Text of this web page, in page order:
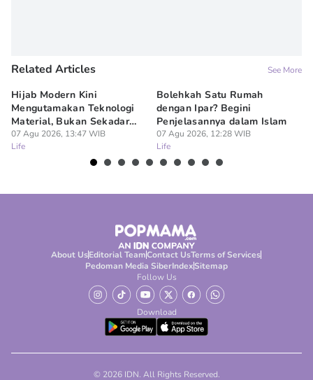
Related Articles See More
Hijab Modern Kini
Mengutamakan Teknologi
Material, Bukan Sekadar
Model
07 Agu 2026, 13:47 WIB
Life
Bolehkah Satu Rumah
dengan Ipar? Begini
Penjelasannya dalam Islam
07 Agu 2026, 12:28 WIB
Life
About UsEditorial TeamContact UsTerms of Services
Pedoman Media SiberIndexSitemap
Follow Us
Download
© 2026 IDN. All Rights Reserved.